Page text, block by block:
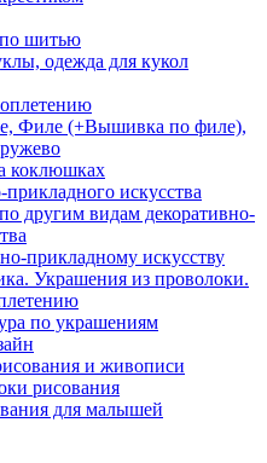
шитью
одежда для кукол
Филе (+Вышивка по филе),
коклюшках
искусства
другим видам декоративно-
прикладному искусству
Украшения из проволоки.
по украшениям
и живописи
рисования
для малышей